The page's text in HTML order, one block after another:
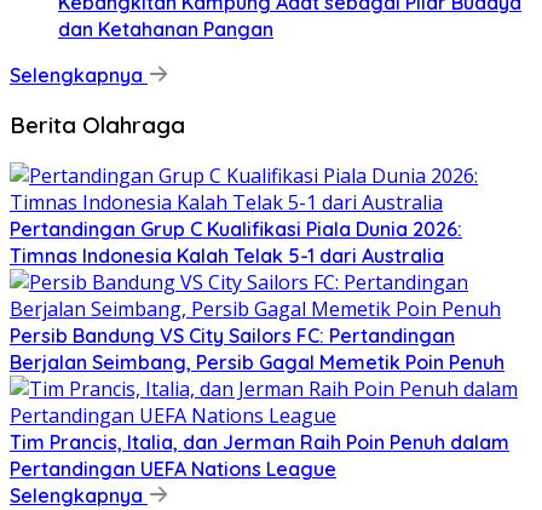
dan Ketahanan Pangan
Selengkapnya
Berita Olahraga
Pertandingan Grup C Kualifikasi Piala Dunia 2026:
Timnas Indonesia Kalah Telak 5-1 dari Australia
Persib Bandung VS City Sailors FC: Pertandingan
Berjalan Seimbang, Persib Gagal Memetik Poin Penuh
Tim Prancis, Italia, dan Jerman Raih Poin Penuh dalam
Pertandingan UEFA Nations League
Selengkapnya